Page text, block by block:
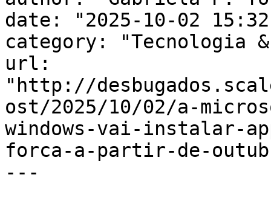
date: "2025-10-02
category: "Tecnologia
url:
"http://
ost/2025/10/02/a-
windows-vai-instalar-
forca-a-partir-de-
---